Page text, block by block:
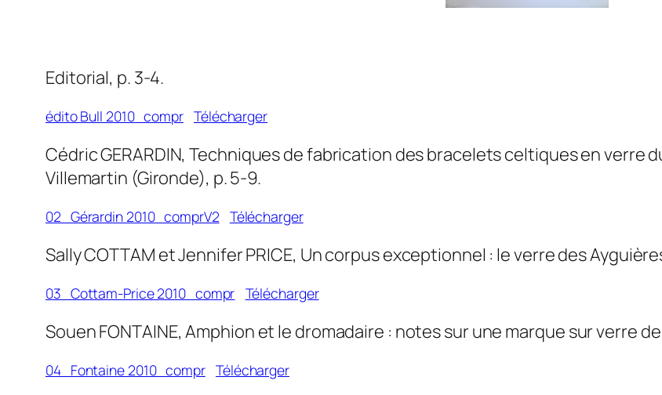
Editorial, p. 3-4.
édito Bull 2010_compr Télécharger
Cédric GERARDIN, Techniques de fabrication des bracelets celtiques en verre
Villemartin (Gironde), p. 5-9.
02_Gérardin 2010_comprV2 Télécharger
Sally COTTAM et Jennifer PRICE, Un corpus exceptionnel : le verre des
03_Cottam-Price 2010_compr Télécharger
Souen FONTAINE, Amphion et le dromadaire : notes sur une marque sur verre
04_Fontaine 2010_compr Télécharger